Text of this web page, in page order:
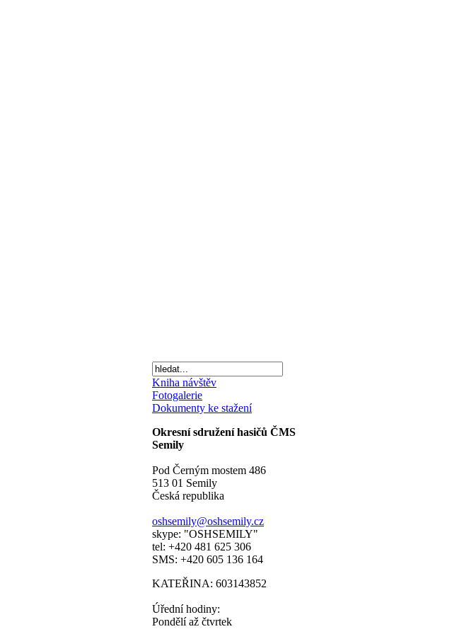
Kniha návštěv
Fotogalerie
Dokumenty ke stažení
Okresní sdružení hasičů ČMS
Semily
Pod Černým mostem 486
513 01 Semily
Česká republika
oshsemily@oshsemily.cz
skype: "OSHSEMILY"
tel: +420 481 625 306
SMS: +420 605 136 164
KATEŘINA: 603143852
Úřední hodiny:
Pondělí až čtvrtek